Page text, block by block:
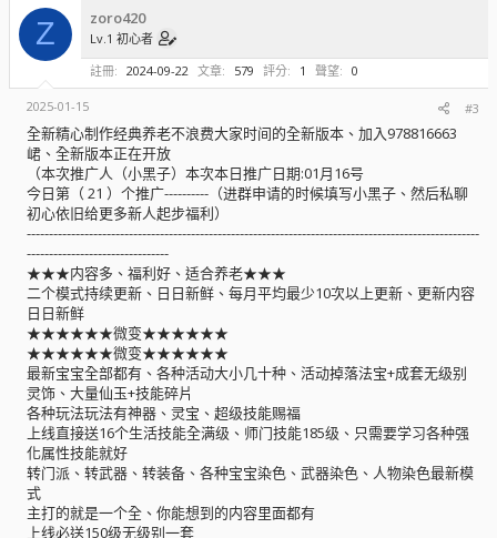
Z zoro420
Lv.1 初心者
註冊
2024-09-22 文章 579 評分 1 聲望 0
2025-01-15 #3
全新精心制作经典养老不浪费大家时间的全新版本、加入978816663
峮、全新版本正在开放
（本次推广人（小黑子）本次本日推广日期:01月16号
今日第（ 21 ）个推广----------（进群申请的时候填写小黑子、然后私聊
初心依旧给更多新人起步福利）
------------------------------------------------------------------------------------------------------
--------------------------------
★★★内容多、福利好、适合养老★★★
二个模式持续更新、日日新鲜、每月平均最少10次以上更新、更新内容
日日新鲜
★★★★★★微变★★★★★★
★★★★★★微变★★★★★★
最新宝宝全部都有、各种活动大小几十种、活动掉落法宝+成套无级别
灵饰、大量仙玉+技能碎片
各种玩法玩法有神器、灵宝、超级技能赐福
上线直接送16个生活技能全满级、师门技能185级、只需要学习各种强
化属性技能就好
转门派、转武器、转装备、各种宝宝染色、武器染色、人物染色最新模
式
主打的就是一个全、你能想到的内容里面都有
上线必送150级无级别一套